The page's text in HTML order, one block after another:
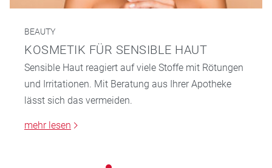
BEAUTY
KOSMETIK FÜR SENSIBLE HAUT
Sensible Haut reagiert auf viele Stoffe mit Rötungen
und Irritationen. Mit Beratung aus Ihrer Apotheke
lässt sich das vermeiden.
mehr lesen